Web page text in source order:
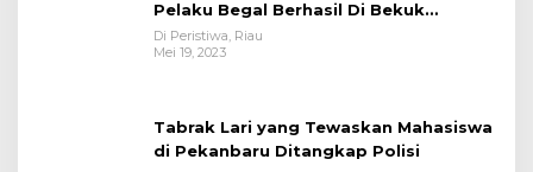
Pelaku Begal Berhasil Di Bekuk
Satreskrim Polres Kuansing
Di Peristiwa, Riau
Mei 19, 2023
Tabrak Lari yang Tewaskan Mahasiswa
di Pekanbaru Ditangkap Polisi